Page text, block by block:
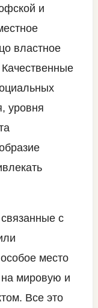
и
властное
уровня
с
место
мировую и
Все это